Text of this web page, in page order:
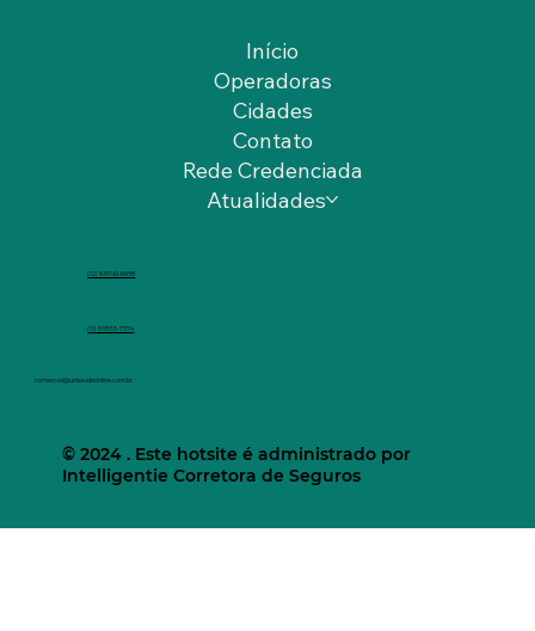
Início
Operadoras
Cidades
Contato
Rede Credenciada
Atualidades
(12) 9.9740-6958
(11) 9.9553-7374
comercial@unisaudeonline.com.br
© 2024 . Este hotsite é administrado por
Intelligentie Corretora de Seguros